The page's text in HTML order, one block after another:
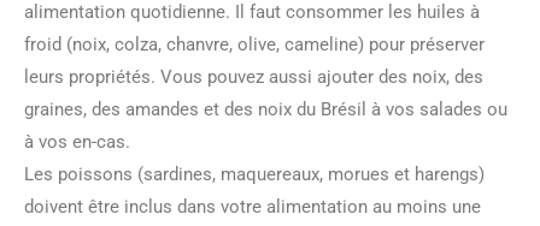
alimentation quotidienne. Il faut consommer les huiles à
froid (noix, colza, chanvre, olive, cameline) pour préserver
leurs propriétés. Vous pouvez aussi ajouter des noix, des
graines, des amandes et des noix du Brésil à vos salades ou
à vos en-cas.
Les poissons (sardines, maquereaux, morues et harengs)
doivent être inclus dans votre alimentation au moins une